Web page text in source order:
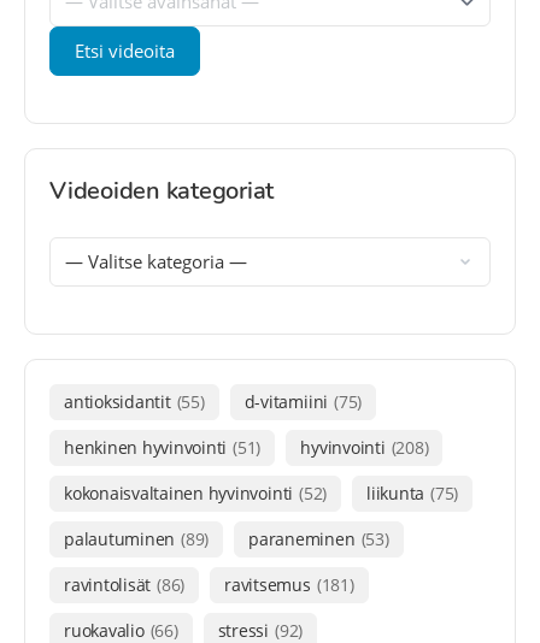
Videoiden kategoriat
antioksidantit (55) d-vitamiini (75)
henkinen hyvinvointi (51) hyvinvointi (208)
kokonaisvaltainen hyvinvointi (52) liikunta (75)
palautuminen (89) paraneminen (53)
ravintolisät (86) ravitsemus (181)
ruokavalio (66) stressi (92)